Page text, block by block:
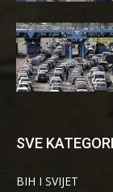
SVE
BIH I SVIJET